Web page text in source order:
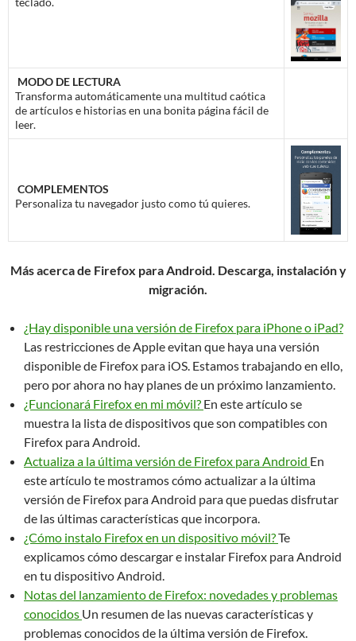
MODO DE LECTURA
Transforma automáticamente una multitud caótica
de artículos e historias en una bonita página fácil de
leer.
COMPLEMENTOS
Personaliza tu navegador justo como tú quieres.
Más acerca de Firefox para Android. Descarga, instalación y
migración.
¿Hay disponible una versión de Firefox para iPhone o iPad?
Las restricciones de Apple evitan que haya una versión
disponible de Firefox para iOS. Estamos trabajando en ello,
pero por ahora no hay planes de un próximo lanzamiento.
¿Funcionará Firefox en mi móvil? En este artículo se
muestra la lista de dispositivos que son compatibles con
Firefox para Android.
Actualiza a la última versión de Firefox para Android En
este artículo te mostramos cómo actualizar a la última
versión de Firefox para Android para que puedas disfrutar
de las últimas características que incorpora.
¿Cómo instalo Firefox en un dispositivo móvil?Te
explicamos cómo descargar e instalar Firefox para Android
en tu dispositivo Android.
Notas del lanzamiento de Firefox: novedades y problemas
conocidos Un resumen de las nuevas características y
problemas conocidos de la última versión de Firefox.